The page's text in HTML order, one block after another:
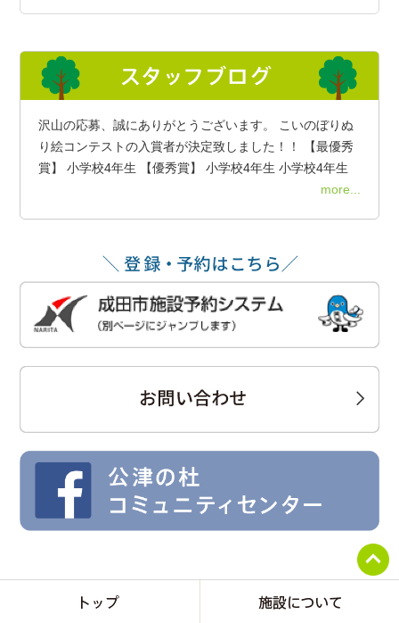
沢山の応募、誠にありがとうございます。 こいのぼりぬ
り絵コンテストの入賞者が決定致しました！！ 【最優秀
賞】 小学校4年生 【優秀賞】 小学校4年生 小学校4年生
more...